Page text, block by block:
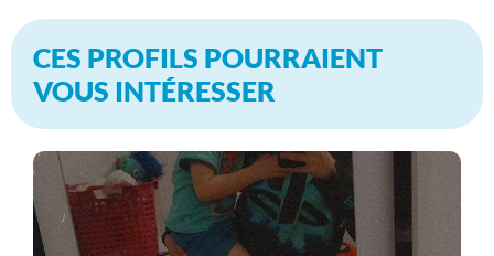
CES PROFILS POURRAIENT
VOUS INTÉRESSER